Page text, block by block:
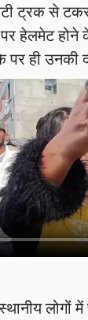
ट्रक से
हेलमेट होने
ही उनकी
लोगों